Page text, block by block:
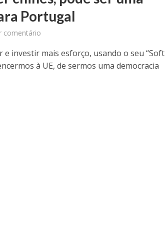
Portugal
comentário
investir mais esforço, usando o seu “Soft
à UE, de sermos uma democracia